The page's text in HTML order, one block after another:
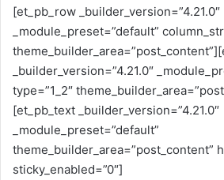
[et_pb_row _builder_version=”4.21.0″
_module_preset=”default”
_builder_version=”4.21.0″
type=”1_2″
[et_pb_text _builder_version=”4.21.0″
_module_preset=”default”
theme_builder_area=”post_content”
sticky_enabled=”0″]